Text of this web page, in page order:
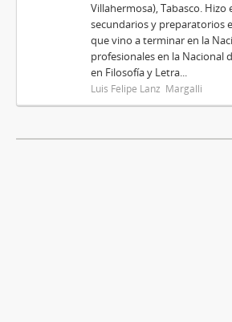
Villahermosa), Tabasco. Hizo
secundarios y preparatorios
que vino a terminar en la
profesionales en la Nacional
en Filosofía y Letra...
Luis Felipe Lanz Margalli